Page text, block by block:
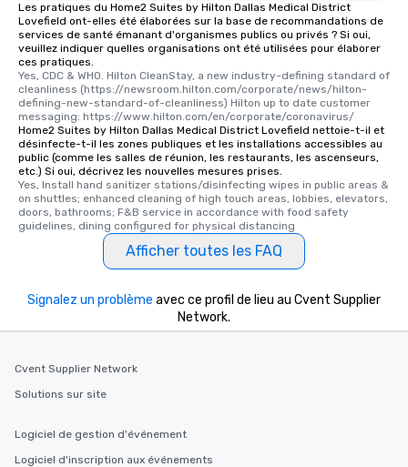
Les pratiques du Home2 Suites by Hilton Dallas Medical District
Lovefield ont-elles été élaborées sur la base de recommandations de
services de santé émanant d'organismes publics ou privés ? Si oui,
veuillez indiquer quelles organisations ont été utilisées pour élaborer
ces pratiques.
Yes, CDC & WHO. Hilton CleanStay, a new industry-defining standard of
cleanliness (https://newsroom.hilton.com/corporate/news/hilton-
defining-new-standard-of-cleanliness) Hilton up to date customer
messaging: https://www.hilton.com/en/corporate/coronavirus/
Home2 Suites by Hilton Dallas Medical District Lovefield nettoie-t-il et
désinfecte-t-il les zones publiques et les installations accessibles au
public (comme les salles de réunion, les restaurants, les ascenseurs,
etc.) Si oui, décrivez les nouvelles mesures prises.
Yes, Install hand sanitizer stations/disinfecting wipes in public areas &
on shuttles; enhanced cleaning of high touch areas, lobbies, elevators,
doors, bathrooms; F&B service in accordance with food safety
guidelines, dining configured for physical distancing
Afficher toutes les FAQ
Signalez un problème avec ce profil de lieu au Cvent Supplier
Network.
Cvent Supplier Network
Solutions sur site
Logiciel de gestion d'événement
Logiciel d'inscription aux événements